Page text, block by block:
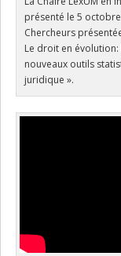
présenté le 5
Chercheurs
Le droit en
nouveaux outils
juridique ».